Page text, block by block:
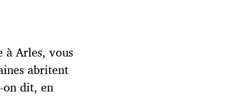
à Arles, vous
abritent
on dit, en